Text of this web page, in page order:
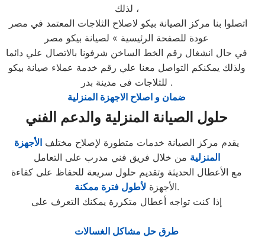
لذلك ،
عودة للصفحة الرئيسية » لصيانة بيكو مصر
في حال انشغال رقم الخط الساخن شرفونا بالاتصال علي دائما
ولذلك يمكنكم التواصل معنا علي رقم خدمة عملاء صيانة بيكو
للثلاجات فى مدينة بدر .
ضمان و اصلاح الاجهزة المنزلية
حلول الصيانة المنزلية والدعم الفني
يقدم مركز الصيانة خدمات متطورة لإصلاح مختلف الأجهزة
المنزلية من خلال فريق فني مدرب على التعامل
مع الأعطال الحديثة وتقديم حلول سريعة للحفاظ على كفاءة
الأجهزةلأطول فترة ممكنة
.
إذا كنت تواجه أعطال متكررة يمكنك التعرف على
طرق حل مشاكل الغسالات